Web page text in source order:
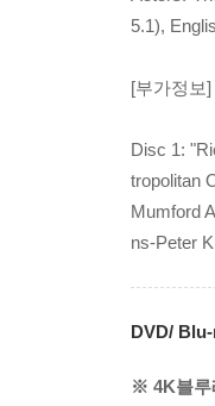
5.1),
[부가정보]
Disc 1:
tropolitan
Mumford
ns-Peter K
DVD/
※ 4K블루